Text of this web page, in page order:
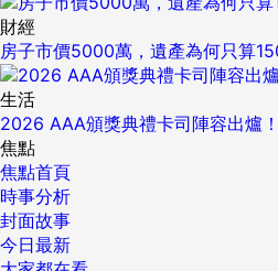
財經
房子市價5000萬，遺產為何只算
生活
2026 AAA頒獎典禮卡司陣容出爐
焦點
焦點首頁
時事分析
封面故事
今日最新